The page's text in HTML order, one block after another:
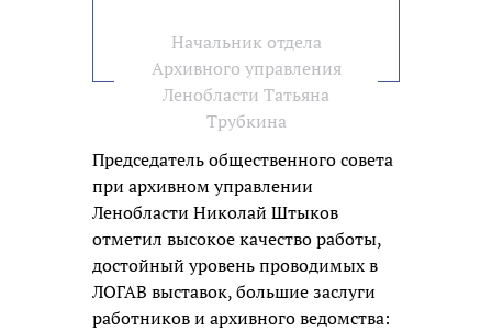
Начальник отдела
Архивного управления
Ленобласти Татьяна
Трубкина
Председатель общественного совета
при архивном управлении
Ленобласти Николай Штыков
отметил высокое качество работы,
достойный уровень проводимых в
ЛОГАВ выставок, большие заслуги
работников и архивного ведомства: